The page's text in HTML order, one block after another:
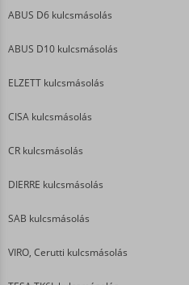
ABUS D6 kulcsmásolás
ABUS D10 kulcsmásolás
ELZETT kulcsmásolás
CISA kulcsmásolás
CR kulcsmásolás
DIERRE kulcsmásolás
SAB kulcsmásolás
VIRO, Cerutti kulcsmásolás